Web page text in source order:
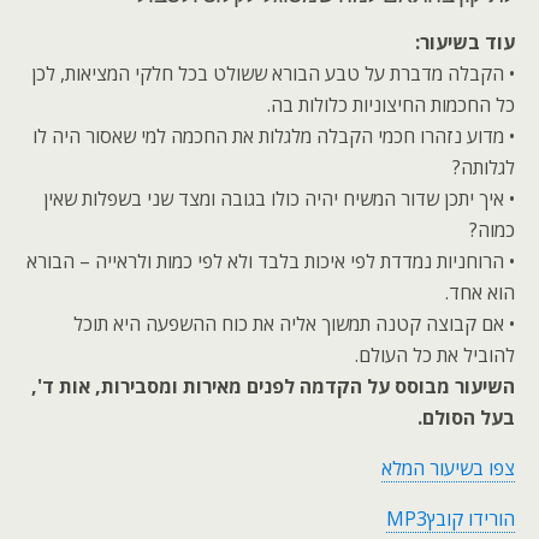
עוד בשיעור:
• הקבלה מדברת על טבע הבורא ששולט בכל חלקי המציאות, לכן
כל החכמות החיצוניות כלולות בה.
• מדוע נזהרו חכמי הקבלה מלגלות את החכמה למי שאסור היה לו
לגלותה?
• איך יתכן שדור המשיח יהיה כולו בגובה ומצד שני בשפלות שאין
כמוה?
• הרוחניות נמדדת לפי איכות בלבד ולא לפי כמות ולראייה – הבורא
הוא אחד.
• אם קבוצה קטנה תמשוך אליה את כוח ההשפעה היא תוכל
להוביל את כל העולם.
השיעור מבוסס על הקדמה לפנים מאירות ומסבירות, אות ד',
בעל הסולם.
צפו בשיעור המלא
הורידו קובץMP3